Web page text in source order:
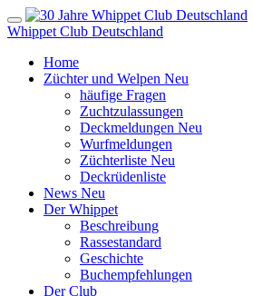
Whippet Club Deutschland
Home
Züchter und Welpen Neu
häufige Fragen
Zuchtzulassungen
Deckmeldungen Neu
Wurfmeldungen
Züchterliste Neu
Deckrüdenliste
News Neu
Der Whippet
Beschreibung
Rassestandard
Geschichte
Buchempfehlungen
Der Club